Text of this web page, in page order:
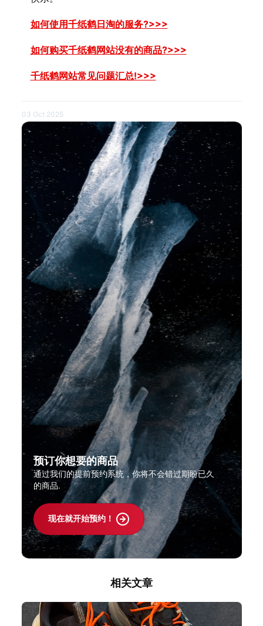
如何使用千纸鹤日淘的服务?>>>
如何购买千纸鹤网站没有的商品?>>>
千纸鹤网站常见问题汇总!>>>
03 Oct 2025
预订你想要的商品
通过我们的提前预约系统，你将不会错过期盼已久
的商品.
现在就开始预约！
相关文章